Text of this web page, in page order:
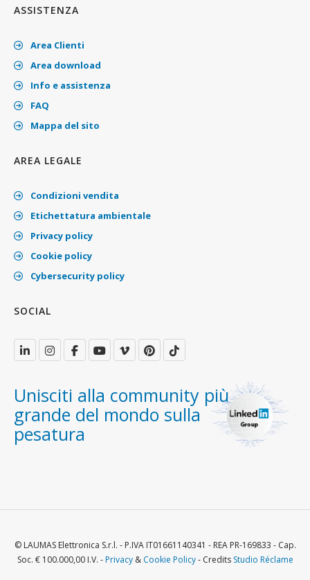
ASSISTENZA
Area Clienti
Area download
Info e assistenza
FAQ
Mappa del sito
AREA LEGALE
Condizioni vendita
Etichettatura ambientale
Privacy policy
Cookie policy
Cybersecurity policy
SOCIAL
Unisciti alla community più
grande del mondo sulla
pesatura
© LAUMAS Elettronica S.r.l. - P.IVA IT01661140341 - REA PR-169833 - Cap.
Soc. € 100.000,00 I.V. -Privacy& Cookie Policy- Credits Studio Réclame